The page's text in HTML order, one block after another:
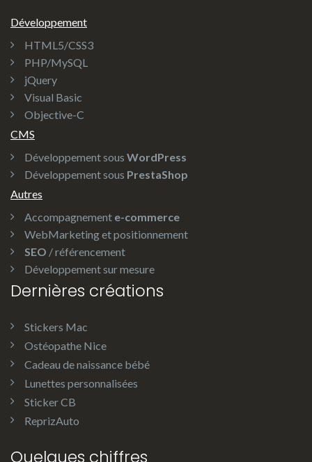
Développement
HTML5/CSS3
PHP/MySQL
jQuery
Visual Basic
Objective-C
CMS
Développement sous WordPress
Développement sous PrestaShop
Autres
Accompagnement e-commerce
WebMarketing et positionnement
SEO / référencement
Développement sur mesure
Dernières créations
Stickers Mac
Ostéopathe Nice
Cadeau de naissance bébé
Lunettes personnalisées
Sticker CB
ReprizAuto
Quelques chiffres